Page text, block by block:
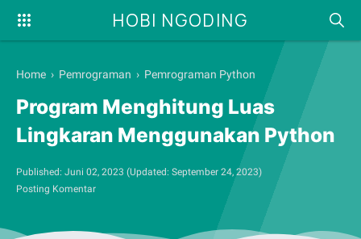
HOBI NGODING
Home › Pemrograman › Pemrograman Python
Program Menghitung Luas
Lingkaran Menggunakan Python
Published: Juni 02, 2023 (Updated: September 24, 2023)
Posting Komentar